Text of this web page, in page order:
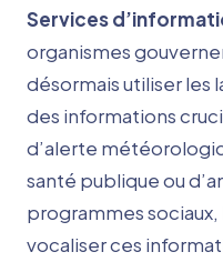
Services
organismes
désormais utiliser les
des informations
d’alerte
santé publique ou
programmes
vocaliser ces